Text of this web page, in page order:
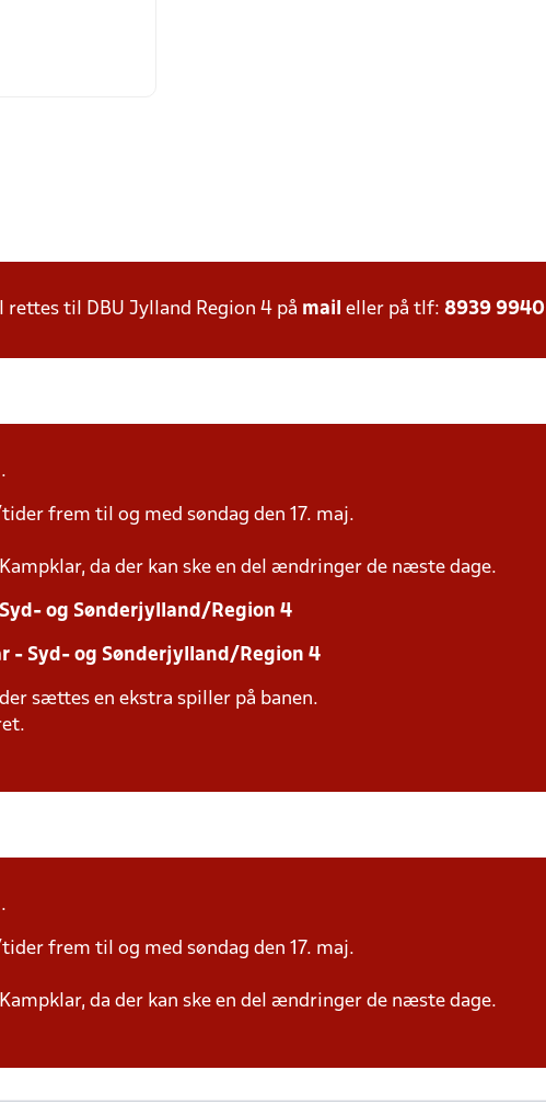
til DBU Jylland Region 4 på mail eller på tlf: 8939 9940
frem til og med søndag den 17. maj.
da der kan ske en del ændringer de næste dage.
og Sønderjylland/Region 4
- Syd- og Sønderjylland/Region 4
sættes en ekstra spiller på banen.
frem til og med søndag den 17. maj.
da der kan ske en del ændringer de næste dage.